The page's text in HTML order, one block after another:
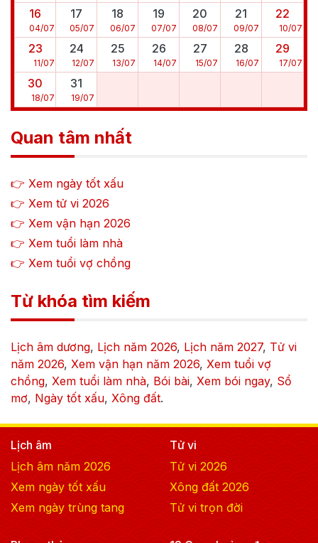
16
04/07
17
05/07
18
06/07
19
07/07
20
08/07
21
09/07
22
10/07
23
11/07
24
12/07
25
13/07
26
14/07
27
15/07
28
16/07
29
17/07
30
18/07
31
19/07
Quan tâm nhất
👉 Xem ngày tốt xấu
👉 Xem tử vi 2026
👉 Xem vận hạn 2026
👉 Xem tuổi làm nhà
👉 Xem tuổi vợ chồng
Từ khóa tìm kiếm
Lịch âm dương, Lịch năm 2026, Lịch năm 2027, Tử vi
năm 2026, Xem vận hạn năm 2026, Xem tuổi vợ
chồng, Xem tuổi làm nhà, Bói bài, Xem bói ngay, Sổ
mơ, Ngày tốt xấu, Xông đất.
Lịch âm
Lịch âm năm 2026
Xem ngày tốt xấu
Xem ngày trùng tang
Tử vi
Tử vi 2026
Xông đất 2026
Tử vi trọn đời